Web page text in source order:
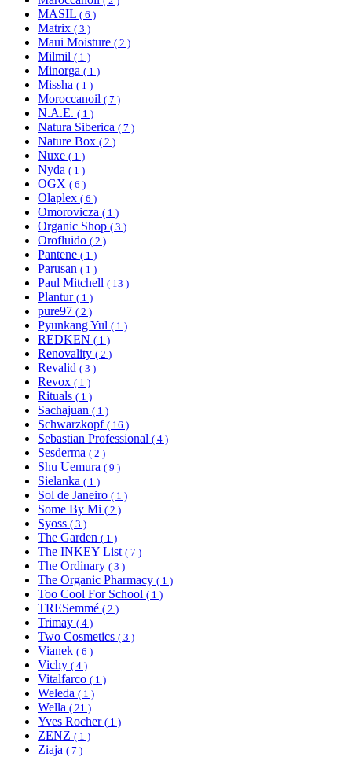
MASIL ( 6 )
Matrix ( 3 )
Maui Moisture ( 2 )
Milmil ( 1 )
Minorga ( 1 )
Missha ( 1 )
Moroccanoil ( 7 )
N.A.E. ( 1 )
Natura Siberica ( 7 )
Nature Box ( 2 )
Nuxe ( 1 )
Nyda ( 1 )
OGX ( 6 )
Olaplex ( 6 )
Omorovicza ( 1 )
Organic Shop ( 3 )
Orofluido ( 2 )
Pantene ( 1 )
Parusan ( 1 )
Paul Mitchell ( 13 )
Plantur ( 1 )
pure97 ( 2 )
Pyunkang Yul ( 1 )
REDKEN ( 1 )
Renovality ( 2 )
Revalid ( 3 )
Revox ( 1 )
Rituals ( 1 )
Sachajuan ( 1 )
Schwarzkopf ( 16 )
Sebastian Professional ( 4 )
Sesderma ( 2 )
Shu Uemura ( 9 )
Sielanka ( 1 )
Sol de Janeiro ( 1 )
Some By Mi ( 2 )
Syoss ( 3 )
The Garden ( 1 )
The INKEY List ( 7 )
The Ordinary ( 3 )
The Organic Pharmacy ( 1 )
Too Cool For School ( 1 )
TRESemmé ( 2 )
Trimay ( 4 )
Two Cosmetics ( 3 )
Vianek ( 6 )
Vichy ( 4 )
Vitalfarco ( 1 )
Weleda ( 1 )
Wella ( 21 )
Yves Rocher ( 1 )
ZENZ ( 1 )
Ziaja ( 7 )